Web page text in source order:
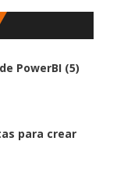
PowerBI (5)
para crear